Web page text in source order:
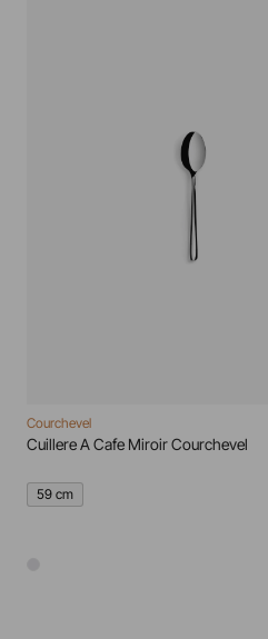
Courchevel
Cuillere A Cafe Miroir Courchevel
59 cm